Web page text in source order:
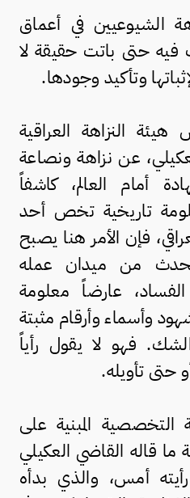
الشيوعيين في أعماق
حتى باتت حقيقة لا
وتأكيد وجودها.
النزاهة العراقية
عن نزاهة ونصاعة
أمام العالم، كاشفاً
تاريخية تخص أحد
فإن الأمر هنا يصبح
من ميدان عمله
عارضاً معلومة
وأسماء وأرقام مثبتة
فهو لا يقول رأياً
تأويله.
التخصصية المبنية على
قاله القاضي العكيلي
أمس، والذي بدأه